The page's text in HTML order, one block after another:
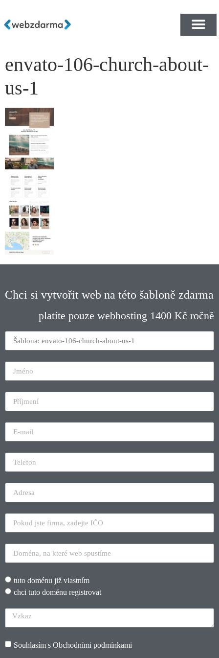
envato-106-church-about-
us-1
Chci si vytvořit web na této šabloně zdarma
platíte pouze webhosting 1400 Kč ročně
tuto doménu již vlastním
chci tuto doménu registrovat
Souhlasím s Obchodními podmínkami